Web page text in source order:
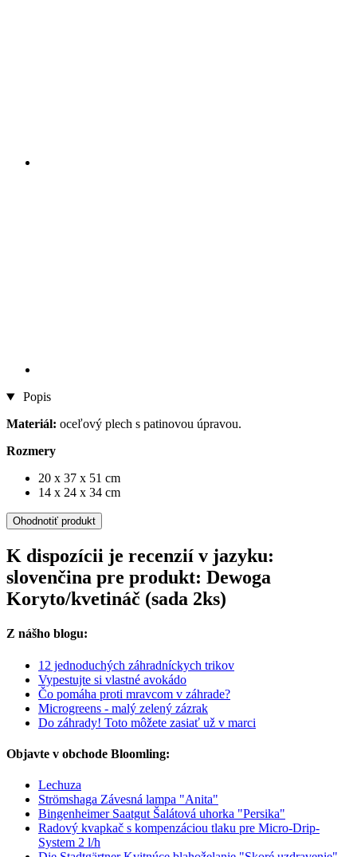
Popis
Materiál: oceľový plech s patinovou úpravou.
Rozmery
20 x 37 x 51 cm
14 x 24 x 34 cm
Ohodnotiť produkt
K dispozícii je recenzií v jazyku:
slovenčina pre produkt: Dewoga
Koryto/kvetináč (sada 2ks)
Z nášho blogu:
12 jednoduchých záhradníckych trikov
Vypestujte si vlastné avokádo
Čo pomáha proti mravcom v záhrade?
Microgreens - malý zelený zázrak
Do záhrady! Toto môžete zasiať už v marci
Objavte v obchode Bloomling:
Lechuza
Strömshaga Závesná lampa "Anita"
Bingenheimer Saatgut Šalátová uhorka "Persika"
Radový kvapkač s kompenzáciou tlaku pre Micro-Drip-
System 2 l/h